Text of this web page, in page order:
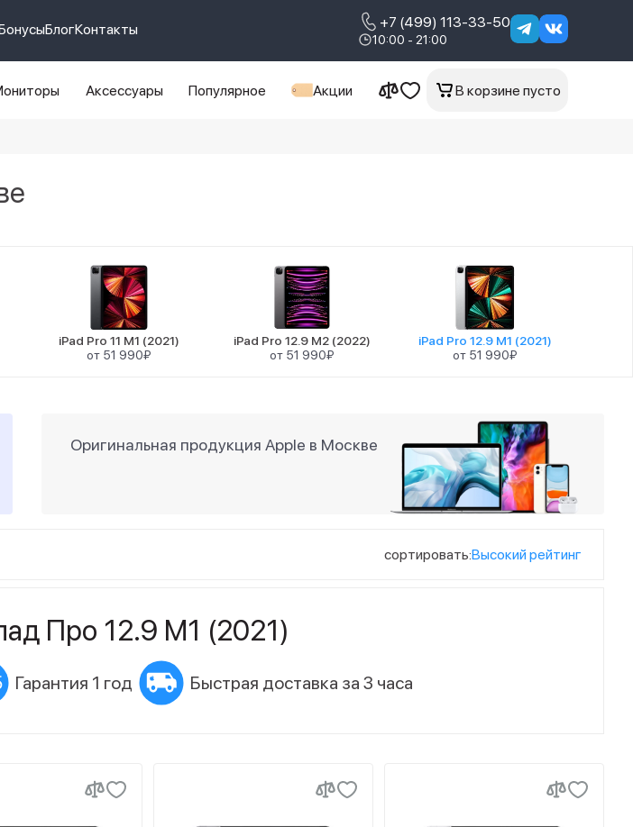
БлогКонтакты +7 (499) 113-33-50
10:00 - 21:00
Аксессуары Популярное Акции В корзине пусто
iPad Pro 11 M1 (2021)
от 51 990₽
iPad Pro 12.9 M2 (2022)
от 51 990₽
iPad Pro 12.9 M1 (2021)
от 51 990₽
Оригинальная продукция Apple в Москве
сортировать:Высокий рейтинг
Про 12.9 М1 (2021)
Гарантия 1 год Быстрая доставка за 3 часа